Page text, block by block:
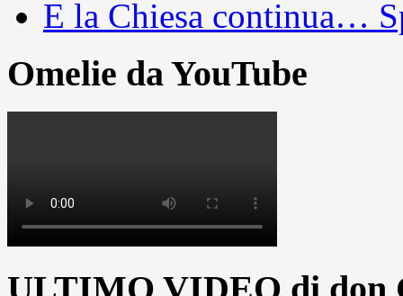
E la Chiesa continua…
Omelie da YouTube